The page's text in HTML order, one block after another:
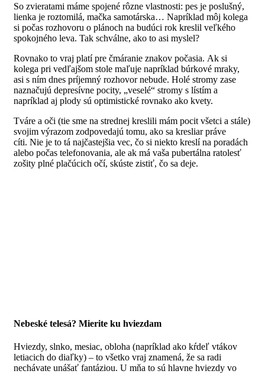
So zvieratami máme spojené rôzne vlastnosti: pes je poslušný,
lienka je roztomilá, mačka samotárska… Napríklad môj kolega
si počas rozhovoru o plánoch na budúci rok kreslil veľkého
spokojného leva. Tak schválne, ako to asi myslel?
Rovnako to vraj platí pre čmáranie znakov počasia. Ak si
kolega pri vedľajšom stole maľuje napríklad búrkové mraky,
asi s ním dnes príjemný rozhovor nebude. Holé stromy zase
naznačujú depresívne pocity, „veselé“ stromy s lístím a
napríklad aj plody sú optimistické rovnako ako kvety.
Tváre a oči (tie sme na strednej kreslili mám pocit všetci a stále)
svojim výrazom zodpovedajú tomu, ako sa kresliar práve
cíti. Nie je to tá najčastejšia vec, čo si niekto kreslí na poradách
alebo počas telefonovania, ale ak má vaša pubertálna ratolesť
zošity plné plačúcich očí, skúste zistiť, čo sa deje.
Nebeské telesá? Mierite ku hviezdam
Hviezdy, slnko, mesiac, obloha (napríklad ako kŕdeľ vtákov
letiacich do diaľky) – to všetko vraj znamená, že sa radi
nechávate unášať fantáziou. U mňa to sú hlavne hviezdy vo